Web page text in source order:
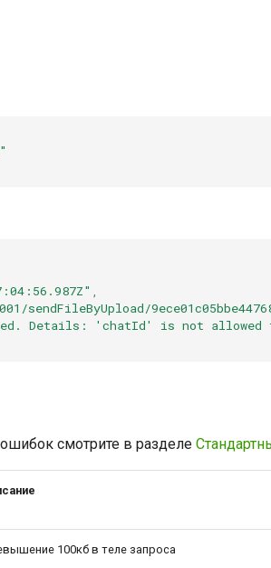
,
sendFileByUpload/
Details: 'chatId' is not allowed
смотрите в разделе
100кб в теле запроса